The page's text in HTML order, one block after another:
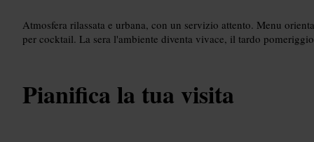
Atmosfera rilassata e urbana, con un servizio attento. Menu
per cocktail. La sera l'ambiente diventa vivace, il tardo
Pianifica la tua visita